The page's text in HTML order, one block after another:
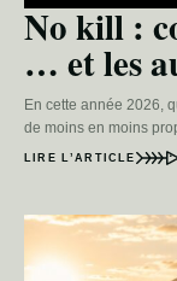
No kill :
… et les
En cette année 2026,
de moins en moins
LIRE L’ARTICLE